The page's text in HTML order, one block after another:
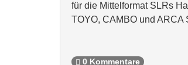
für die Mittelformat SLRs
TOYO, CAMBO und ARCA
0 Kommentare